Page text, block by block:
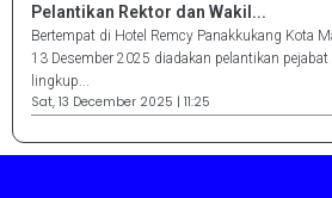
Pelantikan Rektor dan Wakil...
Bertempat di Hotel Remcy Panakkukang Kota
13 Desember 2025 diadakan pelantikan
lingkup...
Sat, 13 December 2025 | 11:25